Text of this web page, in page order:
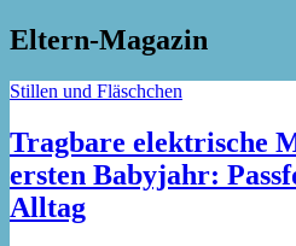
Eltern-Magazin
Stillen und Fläschchen
Tragbare elektrische
ersten Babyjahr:
Alltag